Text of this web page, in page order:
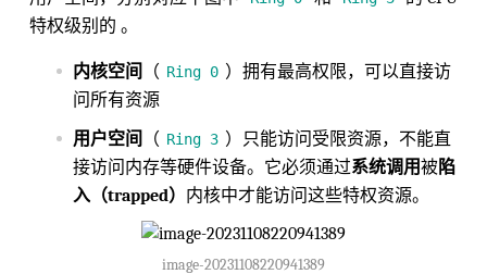
特权级别的 。
内核空间 （ Ring 0 ）拥有最高权限，可以直接访
问所有资源
用户空间
（ Ring 3 ）只能访问受限资源，不能直
接访问内存等硬件设备。它必须通过系统调用被陷
入（trapped） 内核中才能访问这些特权资源。
image-20231108220941389